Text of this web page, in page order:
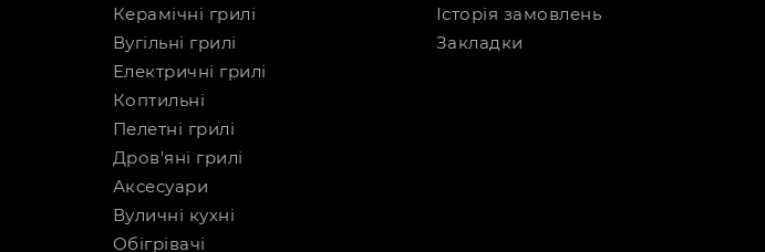
Керамічні грилі
Вугільні грилі
Електричні грилі
Коптильні
Пелетні грилі
Дров'яні грилі
Аксесуари
Вуличні кухні
Обігрівачі
Історія замовлень
Закладки